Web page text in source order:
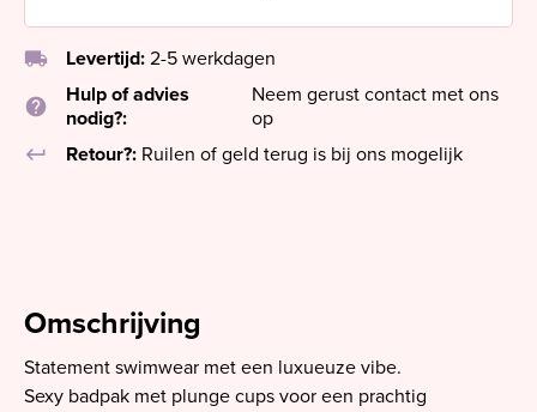
local_shipping Levertijd: 2-5 werkdagen
help
Hulp of advies
nodig?:
Neem gerust contact met ons
op
keyboard_return
Retour?: Ruilen of geld terug is bij ons mogelijk
Omschrijving
Statement swimwear met een luxueuze vibe.
Sexy badpak met plunge cups voor een prachtig